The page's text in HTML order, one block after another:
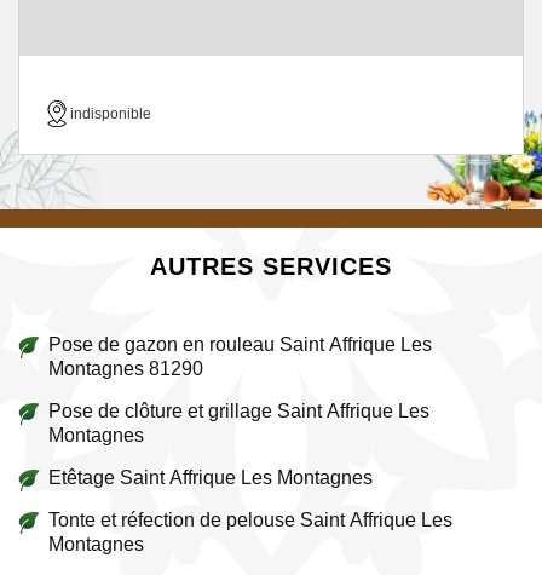
indisponible
AUTRES SERVICES
Pose de gazon en rouleau Saint Affrique Les
Montagnes 81290
Pose de clôture et grillage Saint Affrique Les
Montagnes
Etêtage Saint Affrique Les Montagnes
Tonte et réfection de pelouse Saint Affrique Les
Montagnes